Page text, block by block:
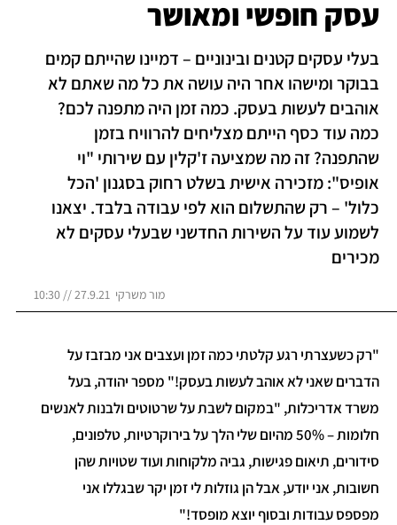
עסק חופשי ומאושר
בעלי עסקים קטנים ובינוניים – דמיינו שהייתם קמים
בבוקר ומישהו אחר היה עושה את כל מה שאתם לא
אוהבים לעשות בעסק. כמה זמן היה מתפנה לכם?
כמה עוד כסף הייתם מצליחים להרוויח בזמן
שהתפנה? זה מה שמציעה ז'קלין עם שירותי "וי
אופיס": מזכירה אישית בשלט רחוק בסגנון 'הכל
כלול' – רק שהתשלום הוא לפי עבודה בלבד. יצאנו
לשמוע עוד על השירות החדשני שבעלי עסקים לא
מכירים
מור משרקי 27.9.21 // 10:30
"רק כשעצרתי רגע קלטתי כמה זמן ועצבים אני מבזבז על
הדברים שאני לא אוהב לעשות בעסק!" מספר יהודה, בעל
משרד אדריכלות, "במקום לשבת על שרטוטים ולבנות לאנשים
חלומות – 50% מהיום שלי הלך על בירוקרטיות, טלפונים,
סידורים, תיאום פגישות, גביה מלקוחות ועוד שטויות שהן
חשובות, אני יודע, אבל הן גוזלות לי זמן יקר שבגללו אני
מפספס עבודות ובסוף יוצא מופסד!"